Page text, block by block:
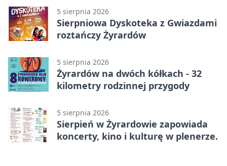
5 sierpnia 2026
Sierpniowa Dyskoteka z Gwiazdami
roztańczy Żyrardów
5 sierpnia 2026
Żyrardów na dwóch kółkach - 32
kilometry rodzinnej przygody
5 sierpnia 2026
Sierpień w Żyrardowie zapowiada
koncerty, kino i kulturę w plenerze.